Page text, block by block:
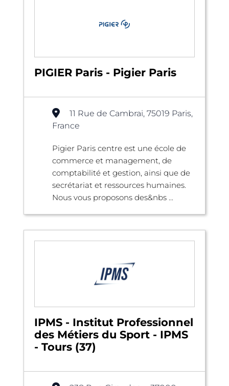
PIGIER Paris - Pigier Paris
11 Rue de Cambrai, 75019 Paris,
France
Pigier Paris centre est une école de
commerce et management, de
comptabilité et gestion, ainsi que de
secrétariat et ressources humaines.
Nous vous proposons des&nbs ...
IPMS - Institut Professionnel
des Métiers du Sport - IPMS
- Tours (37)